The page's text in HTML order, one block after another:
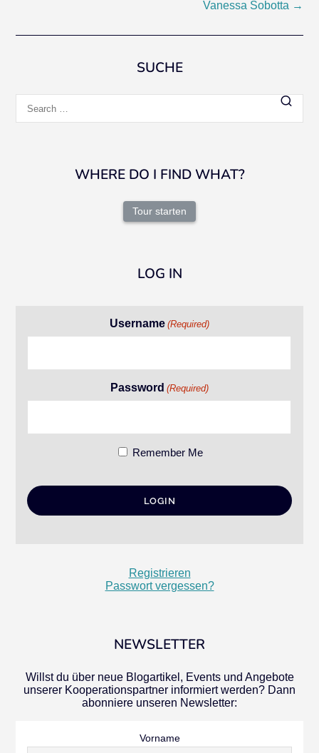
Vanessa Sobotta →
SUCHE
for:
WHERE DO I FIND WHAT?
Tour starten
LOG IN
Username (Required)
Password (Required)
Remember Me
Registrieren
Passwort vergessen?
NEWSLETTER
Willst du über neue Blogartikel, Events und Angebote
unserer Kooperationspartner informiert werden? Dann
abonniere unseren Newsletter:
Vorname